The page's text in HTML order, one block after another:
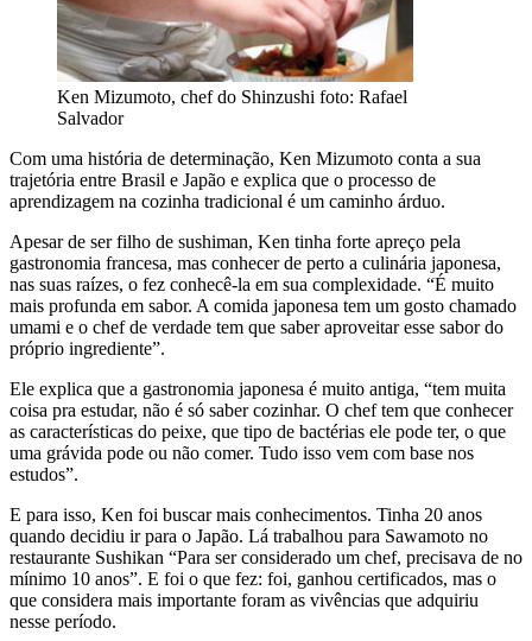
Ken Mizumoto, chef do Shinzushi foto: Rafael
Salvador
Com uma história de determinação, Ken Mizumoto conta a sua
trajetória entre Brasil e Japão e explica que o processo de
aprendizagem na cozinha tradicional é um caminho árduo.
Apesar de ser filho de sushiman, Ken tinha forte apreço pela
gastronomia francesa, mas conhecer de perto a culinária japonesa,
nas suas raízes, o fez conhecê-la em sua complexidade. “É muito
mais profunda em sabor. A comida japonesa tem um gosto chamado
umami e o chef de verdade tem que saber aproveitar esse sabor do
próprio ingrediente”.
Ele explica que a gastronomia japonesa é muito antiga, “tem muita
coisa pra estudar, não é só saber cozinhar. O chef tem que conhecer
as características do peixe, que tipo de bactérias ele pode ter, o que
uma grávida pode ou não comer. Tudo isso vem com base nos
estudos”.
E para isso, Ken foi buscar mais conhecimentos. Tinha 20 anos
quando decidiu ir para o Japão. Lá trabalhou para Sawamoto no
restaurante Sushikan “Para ser considerado um chef, precisava de no
mínimo 10 anos”. E foi o que fez: foi, ganhou certificados, mas o
que considera mais importante foram as vivências que adquiriu
nesse período.